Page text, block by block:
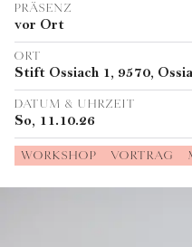
PRÄSENZ
vor Ort
ORT
Stift Ossiach 1, 9570,
DATUM & UHRZEIT
So, 11.10.26
WORKSHOP VORTRAG